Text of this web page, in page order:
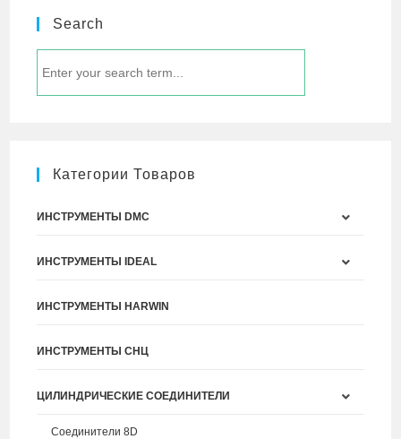
Search
Категории Товаров
ИНСТРУМЕНТЫ DMC
ИНСТРУМЕНТЫ IDEAL
ИНСТРУМЕНТЫ HARWIN
ИНСТРУМЕНТЫ СНЦ
ЦИЛИНДРИЧЕСКИЕ СОЕДИНИТЕЛИ
Соединители 8D